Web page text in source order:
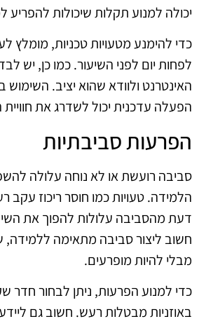
יכולה למנוע תקלות שיכולות להפריע
כדי להימנע מטעויות טכניות, מומלץ
לפחות יום לפני השיעור. כמו כן, יש
האינטרנט ולוודא שהוא יציב.
הפעלה עדכנית יכול לשדרג את
הפרעות סביבתיות
סביבה רועשת או לא נוחה עלולה
הלמידה. טעויות כמו חוסר ריכוז עקב
דעת מהסביבה עלולות להפוך את
חשוב ליצור סביבה מתאימה ללמידה,
מבלי להיות מופרעים.
כדי למנוע הפרעות, ניתן לבחור
באוזניות מבטלות רעש. חשוב גם